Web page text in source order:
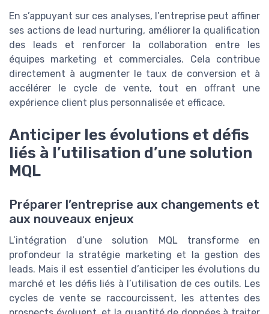
En s’appuyant sur ces analyses, l’entreprise peut affiner
ses actions de lead nurturing, améliorer la qualification
des leads et renforcer la collaboration entre les
équipes marketing et commerciales. Cela contribue
directement à augmenter le taux de conversion et à
accélérer le cycle de vente, tout en offrant une
expérience client plus personnalisée et efficace.
Anticiper les évolutions et défis
liés à l’utilisation d’une solution
MQL
Préparer l’entreprise aux changements et
aux nouveaux enjeux
L’intégration d’une solution MQL transforme en
profondeur la stratégie marketing et la gestion des
leads. Mais il est essentiel d’anticiper les évolutions du
marché et les défis liés à l’utilisation de ces outils. Les
cycles de vente se raccourcissent, les attentes des